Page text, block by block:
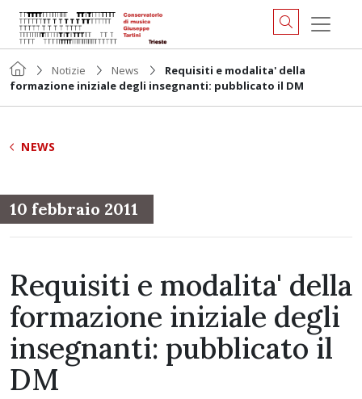
Notizie News
Requisiti e modalita' della
formazione iniziale degli insegnanti: pubblicato il DM
NEWS
10 febbraio 2011
Requisiti e modalita' della
formazione iniziale degli
insegnanti: pubblicato il
DM